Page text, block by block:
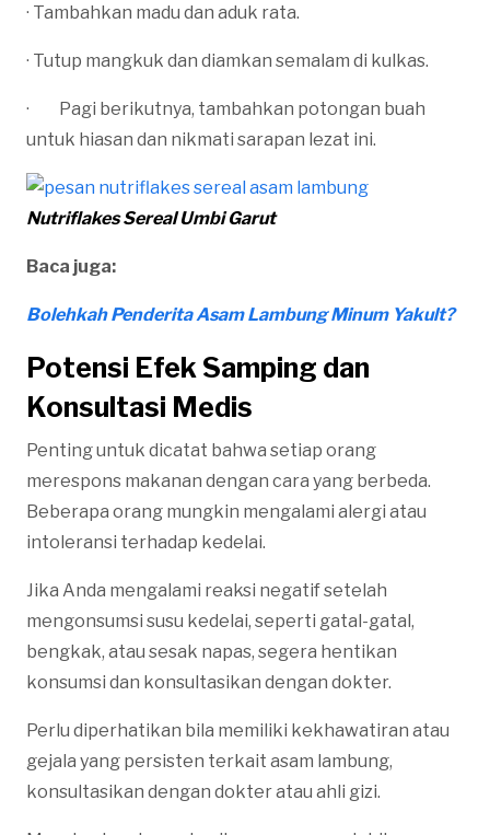
· Tambahkan madu dan aduk rata.
· Tutup mangkuk dan diamkan semalam di kulkas.
· Pagi berikutnya, tambahkan potongan buah
untuk hiasan dan nikmati sarapan lezat ini.
Nutriflakes Sereal Umbi Garut
Baca juga:
Bolehkah Penderita Asam Lambung Minum Yakult?
Potensi Efek Samping dan
Konsultasi Medis
Penting untuk dicatat bahwa setiap orang
merespons makanan dengan cara yang berbeda.
Beberapa orang mungkin mengalami alergi atau
intoleransi terhadap kedelai.
Jika Anda mengalami reaksi negatif setelah
mengonsumsi susu kedelai, seperti gatal-gatal,
bengkak, atau sesak napas, segera hentikan
konsumsi dan konsultasikan dengan dokter.
Perlu diperhatikan bila memiliki kekhawatiran atau
gejala yang persisten terkait asam lambung,
konsultasikan dengan dokter atau ahli gizi.